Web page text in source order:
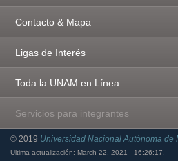
Contacto & Mapa
Ligas de Interés
Toda la UNAM en Línea
Servicios para integrantes
© 2019 Universidad Nacional Autónoma de
Ultima actualización: March 22, 2021 - 16:26:17.